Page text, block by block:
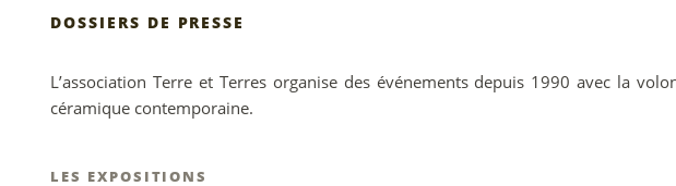
DOSSIERS DE PRESSE
L’association Terre et Terres organise des événements depuis 1990 avec la
céramique contemporaine.
LES EXPOSITIONS